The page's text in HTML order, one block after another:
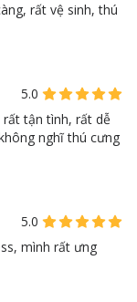
rất vệ sinh, thú
5.0
tận tình, rất dễ
nghĩ thú cưng
5.0
mình rất ưng